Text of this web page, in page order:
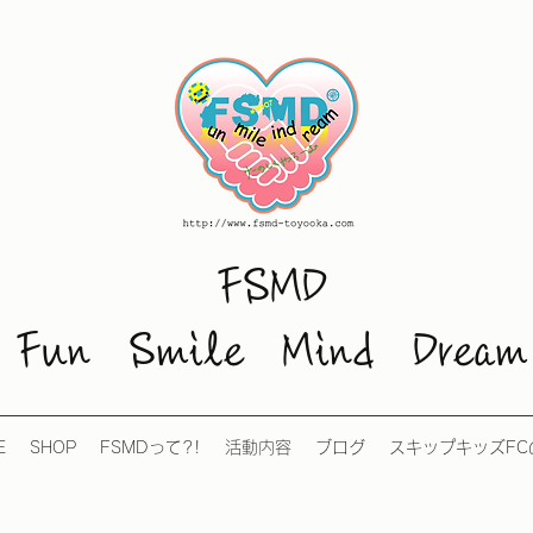
FSMD
Fun Smile Mind Dream
SHOP FSMDって?! 活動内容 ブログ スキップキッズFC